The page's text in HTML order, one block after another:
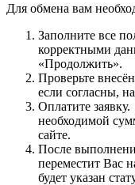
Для обмена вам
Заполните все
корректными
«Продолжить».
Проверьте
если согласны,
Оплатите
необходимой
сайте.
После
переместит Вас
будет указан